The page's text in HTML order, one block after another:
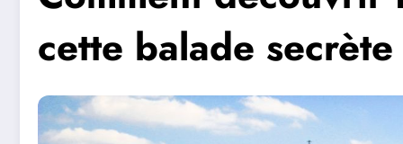
cette balade